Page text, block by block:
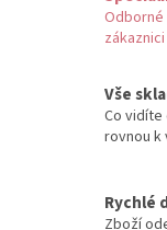
Odborné
Vše
Co vidíte
rovnou k
Rychlé
Zboží